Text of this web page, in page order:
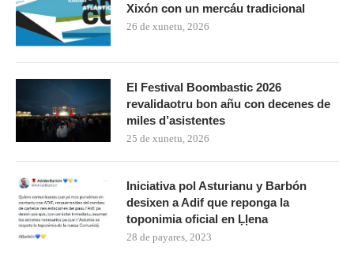
Xixón con un mercáu tradicional
26 de xunetu, 2026
El Festival Boombastic 2026
revalidaotru bon añu con decenes de
miles d’asistentes
25 de xunetu, 2026
Iniciativa pol Asturianu y Barbón
desixen a Adif que reponga la
toponimia oficial en Ḷḷena
28 de payares, 2023